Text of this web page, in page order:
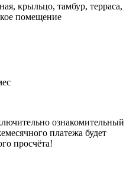
крыльцо, тамбур, терраса,
помещение
ознакомительный
платежа будет
просчёта!